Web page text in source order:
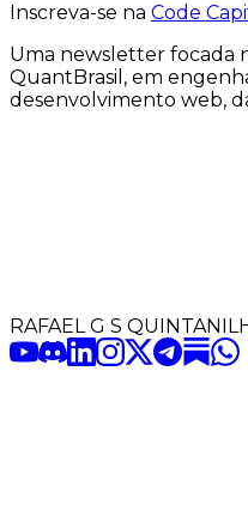
Inscreva-se na Code
Uma newsletter focada
QuantBrasil , em
desenvolvimento web,
RAFAEL G S